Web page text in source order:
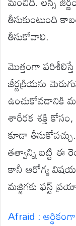
తీసుకుంటుంది
తీసుకోవాలి.
మొత్తంగా
జీర్ణక్రియను
ఉంచుకోవడానికి
శారీరక శక్తి
కూడా
తత్వాన్ని బట్టి ఈ
కానీ ఆరోగ్య
మజ్జిగకు ఫస్ట్
Afraid :